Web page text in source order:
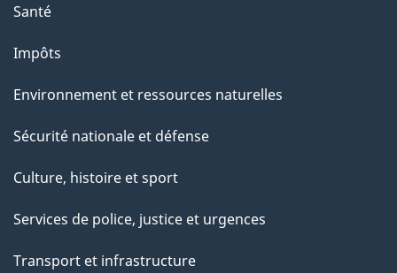
a
g
Santé
Impôts
Environnement et ressources naturelles
Sécurité nationale et défense
Culture, histoire et sport
Services de police, justice et urgences
Transport et infrastructure